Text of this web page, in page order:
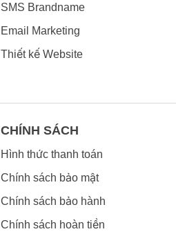
SMS Brandname
Email Marketing
Thiết kế Website
CHÍNH SÁCH
Hình thức thanh toán
Chính sách bảo mật
Chính sách bảo hành
Chính sách hoàn tiền